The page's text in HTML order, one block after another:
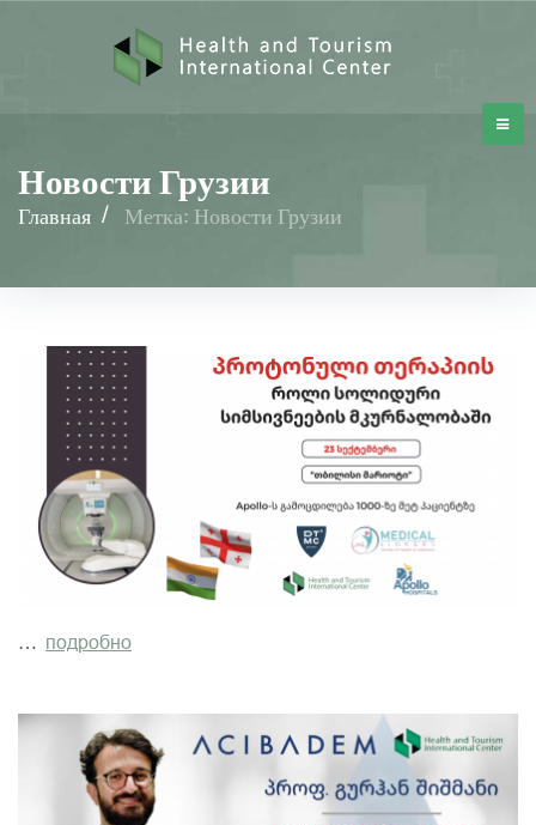
Новости Грузии
Главная / Метка: Новости Грузии
Новости
Грузии
… подробно